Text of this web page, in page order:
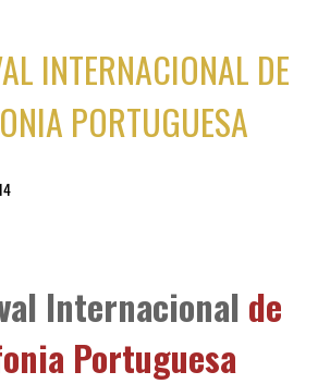
INTERNACIONAL DE
PORTUGUESA
Internacional de
Portuguesa